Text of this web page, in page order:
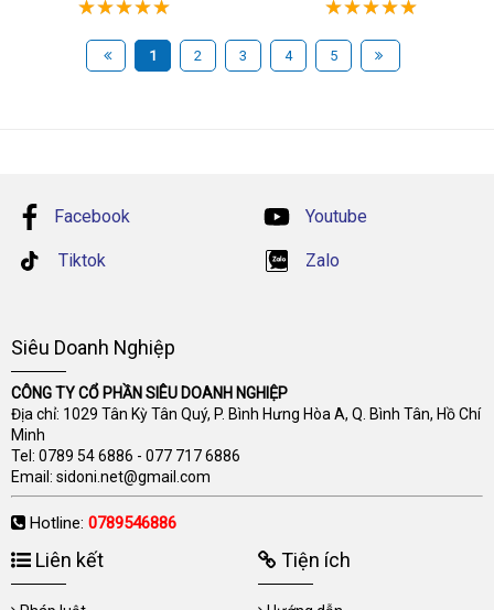
1 2 3 4 5
Facebook Youtube
Tiktok Zalo
Siêu Doanh Nghiệp
CÔNG TY CỔ PHẦN SIÊU DOANH NGHIỆP
Địa chỉ: 1029 Tân Kỳ Tân Quý, P. Bình Hưng Hòa A, Q. Bình Tân, Hồ Chí
Minh
Tel: 0789 54 6886 - 077 717 6886
Email: sidoni.net@gmail.com
Hotline: 0789546886
Liên kết Tiện ích